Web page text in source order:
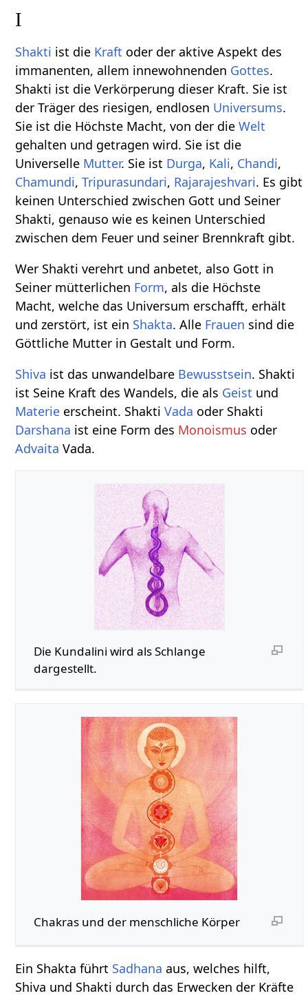
I
Shakti ist die Kraft oder der aktive Aspekt des
immanenten, allem innewohnenden Gottes.
Shakti ist die Verkörperung dieser Kraft. Sie ist
der Träger des riesigen, endlosen Universums.
Sie ist die Höchste Macht, von der dieWelt
gehalten und getragen wird. Sie ist die
Universelle Mutter. Sie ist Durga, Kali, Chandi,
Chamundi,Tripurasundari, Rajarajeshvari. Es gibt
keinen Unterschied zwischen Gott und Seiner
Shakti, genauso wie es keinen Unterschied
zwischen dem Feuer und seiner Brennkraft gibt.
Wer Shakti verehrt und anbetet, also Gott in
Seiner mütterlichen Form, als die Höchste
Macht, welche das Universum erschafft, erhält
und zerstört, ist ein Shakta. Alle Frauen sind die
Göttliche Mutter in Gestalt und Form.
Shiva ist das unwandelbare Bewusstsein. Shakti
ist Seine Kraft des Wandels, die als Geist und
Materie erscheint. ShaktiVada oder Shakti
Darshana ist eine Form des Monoismus oder
Advaita Vada.
Die Kundalini wird als Schlange
dargestellt.
Chakras und der menschliche Körper
Ein Shakta führt Sadhana aus, welches hilft,
Shiva und Shakti durch das Erwecken der Kräfte